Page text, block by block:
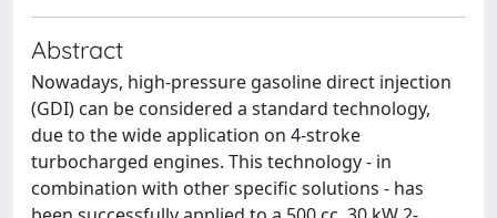
Abstract
Nowadays, high-pressure gasoline direct injection
(GDI) can be considered a standard technology,
due to the wide application on 4-stroke
turbocharged engines. This technology - in
combination with other specific solutions - has